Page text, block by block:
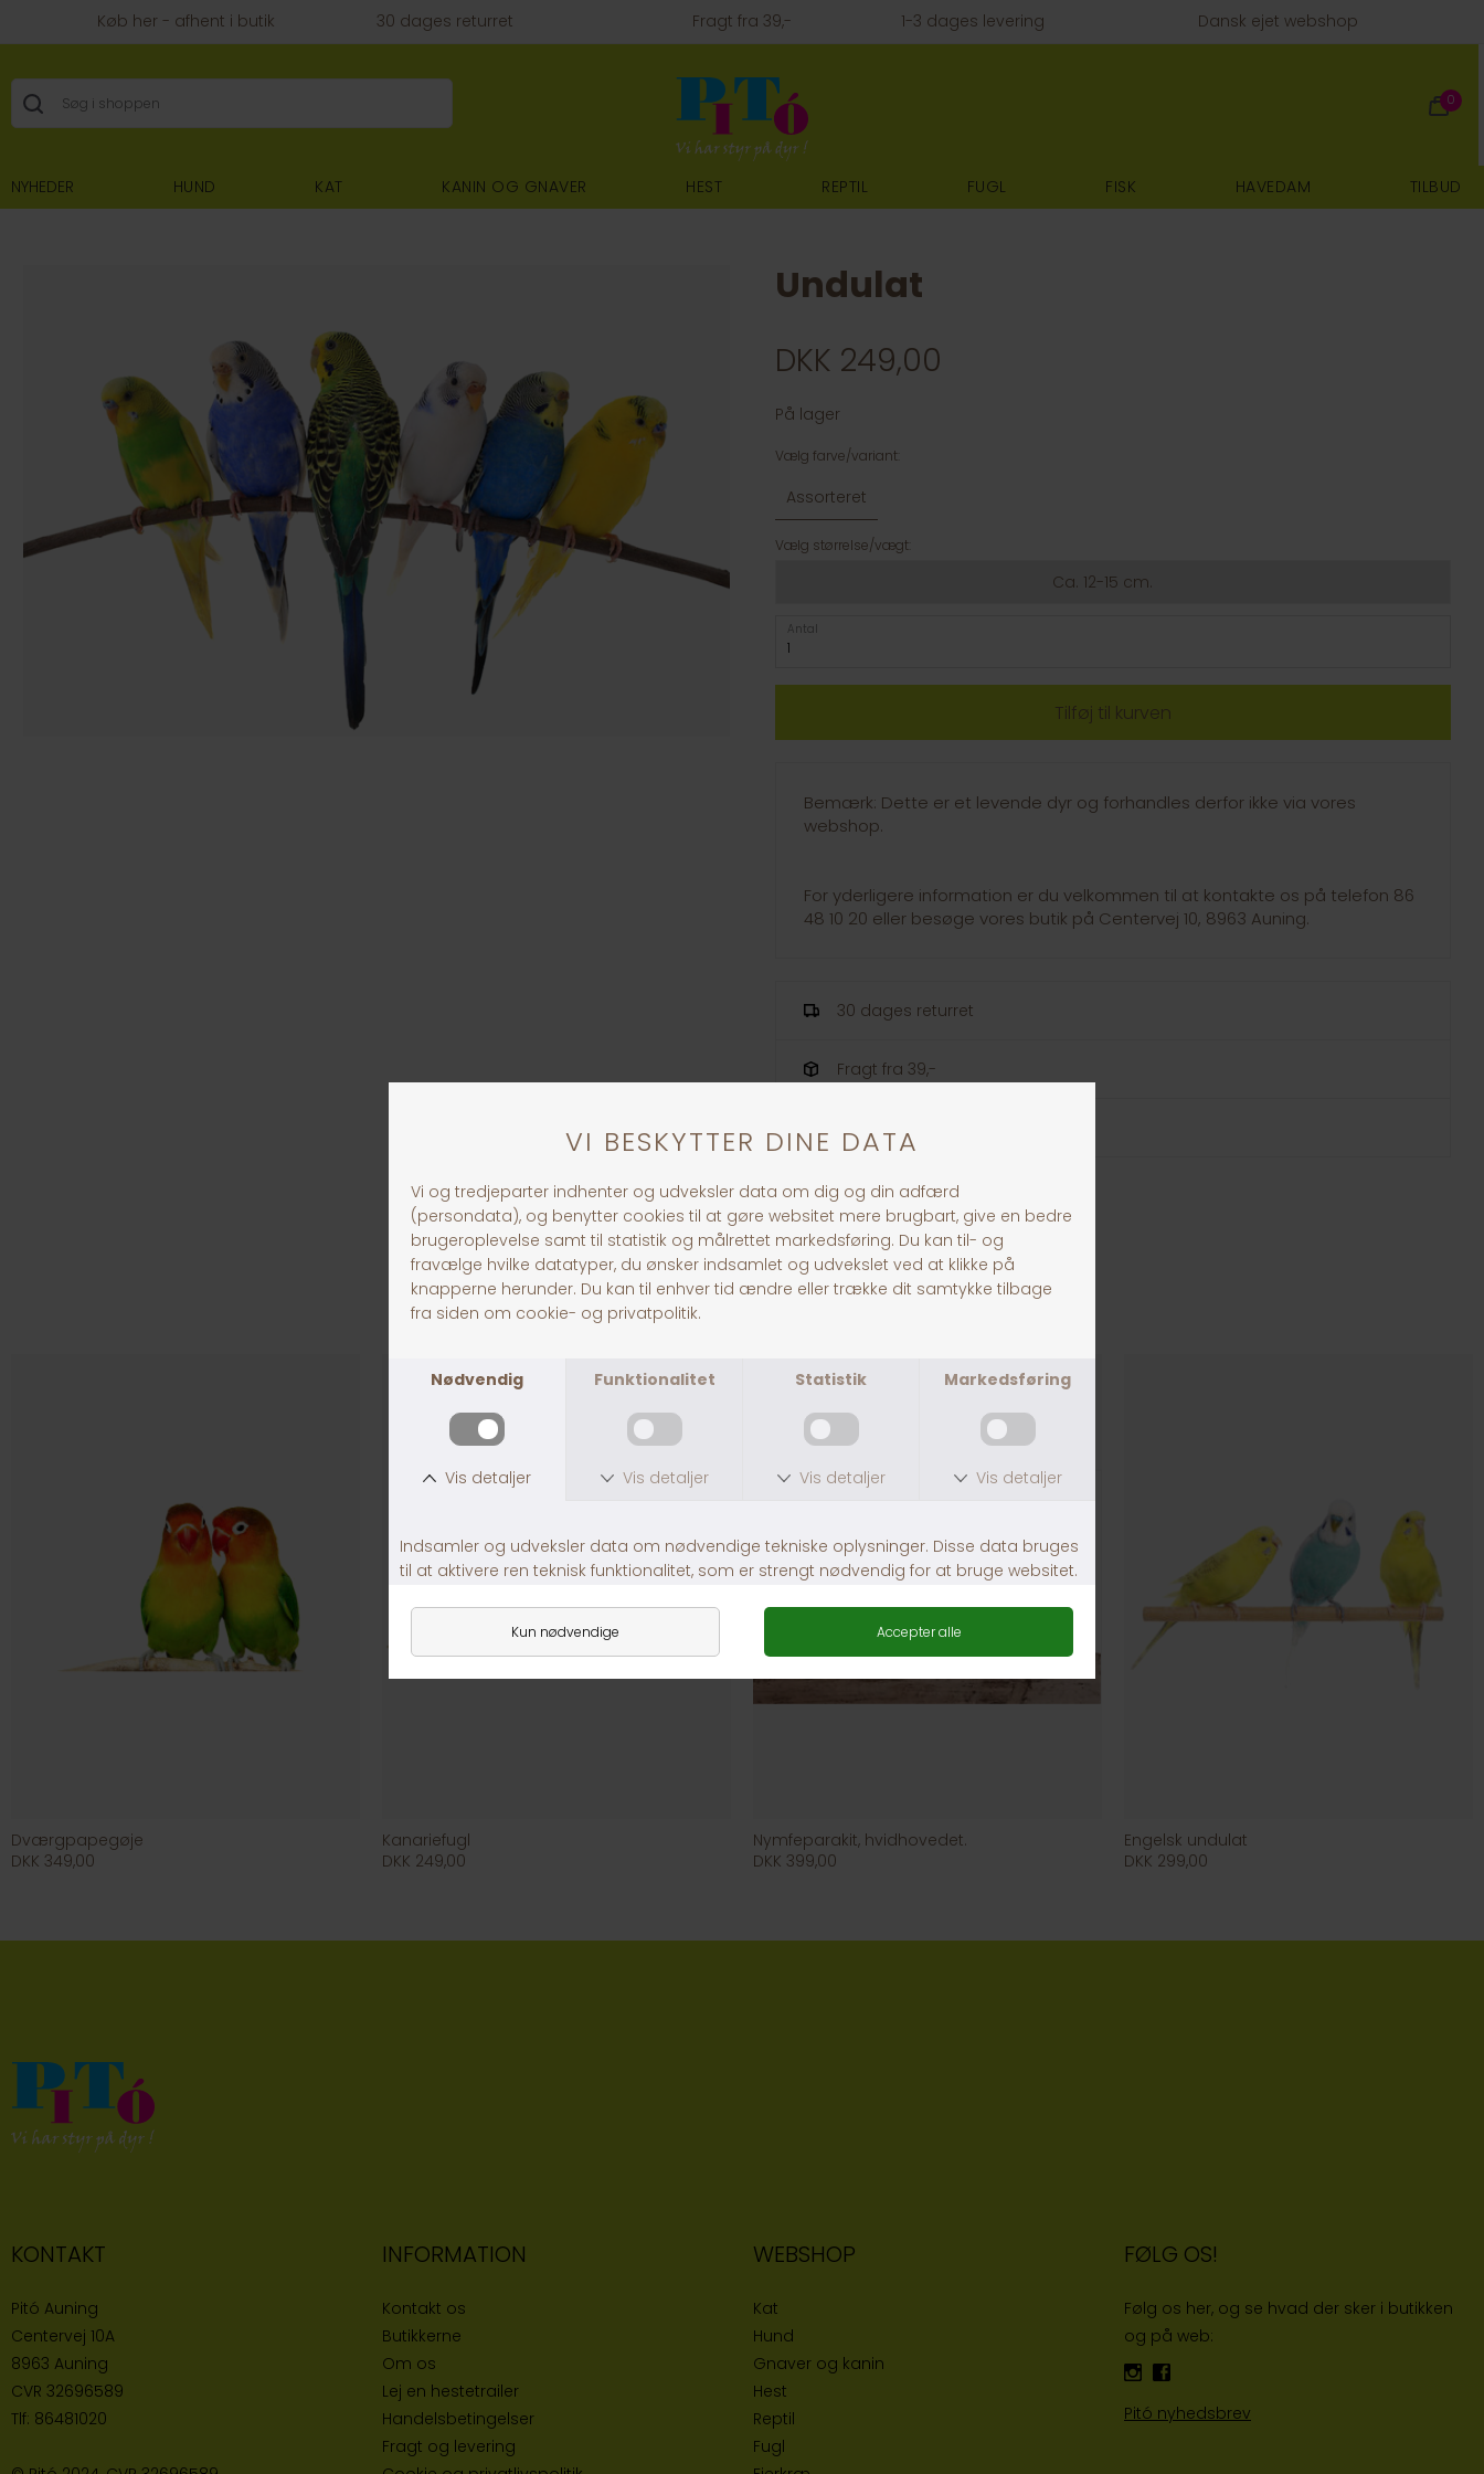
Køb her - afhent i butik 30 dages returret Fragt fra 39,- 1-3 dages levering Dansk ejet webshop
0
NYHEDER HUND KAT KANIN OG GNAVER HEST REPTIL FUGL FISK HAVEDAM TILBUD
Undulat
DKK 249,00
På lager
Vælg farve/variant:
Assorteret
Vælg størrelse/vægt:
Ca. 12-15 cm.
Antal
Bemærk: Dette er et levende dyr og forhandles derfor ikke via vores
webshop.
For yderligere information er du velkommen til at kontakte os på telefon 86
48 10 20 eller besøge vores butik på Centervej 10, 8963 Auning.
30 dages returret
Fragt fra 39,-
1-3 dages levering
ANDRE KØBTE OGSÅ
Dværgpapegøje
DKK 349,00
Kanariefugl
DKK 249,00
Nymfeparakit, hvidhovedet.
DKK 399,00
Engelsk undulat
DKK 299,00
KONTAKT
Pitó Auning
Centervej 10A
8963 Auning
CVR 32696589
Tlf: 86481020
INFORMATION
Kontakt os
Butikkerne
Om os
Lej en hestetrailer
Handelsbetingelser
Fragt og levering
WEBSHOP
Kat
Hund
Gnaver og kanin
Hest
Reptil
Fugl
FØLG OS!
Følg os her, og se hvad der sker i butikken
og på web:
Pitó nyhedsbrev